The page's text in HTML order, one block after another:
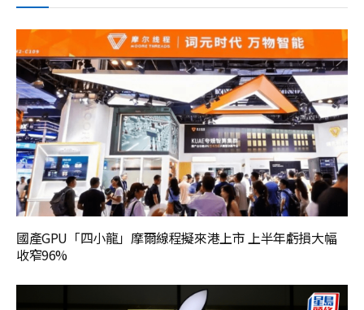
國產GPU「四小龍」摩爾線程擬來港上市 上半年虧損大幅
收窄96%